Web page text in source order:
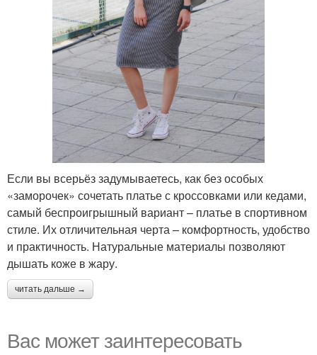
Если вы всерьёз задумываетесь, как без особых
«заморочек» сочетать платье с кроссовками или кедами,
самый беспроигрышный вариант – платье в спортивном
стиле. Их отличительная черта – комфортность, удобство
и практичность. Натуральные материалы позволяют
дышать коже в жару.
читать дальше →
Вас может заинтересовать